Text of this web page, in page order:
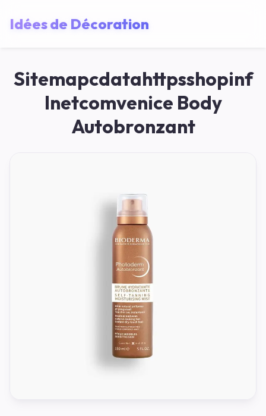
Idées de Décoration
Sitemapcdatahttpsshopinf
Inetcomvenice Body
Autobronzant